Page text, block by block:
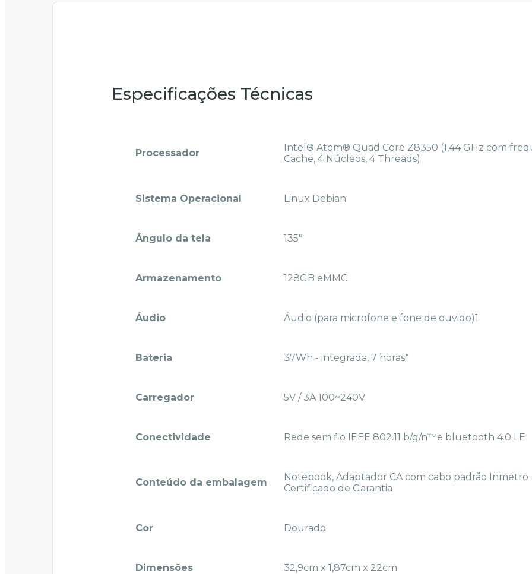
Especificações Técnicas
Processador
Intel® Atom® Quad Core Z8350 (1,44 GHz com
Cache, 4 Núcleos, 4 Threads)
Sistema Operacional Linux Debian
Ângulo da tela 135°
Armazenamento 128GB eMMC
Áudio Áudio (para microfone e fone de ouvido)1
Bateria 37Wh - integrada, 7 horas*
Carregador 5V / 3A 100~240V
Conectividade Rede sem fio IEEE 802.11 b/g/n™e bluetooth 4.0 LE
Conteúdo da embalagem
Notebook, Adaptador CA com cabo padrão Inmetro
Certificado de Garantia
Cor Dourado
Dimensões 32,9cm x 1,87cm x 22cm